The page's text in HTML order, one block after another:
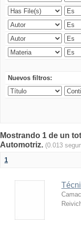
Nuevos filtros:
Mostrando 1 de un
Automotriz. (0.013
1